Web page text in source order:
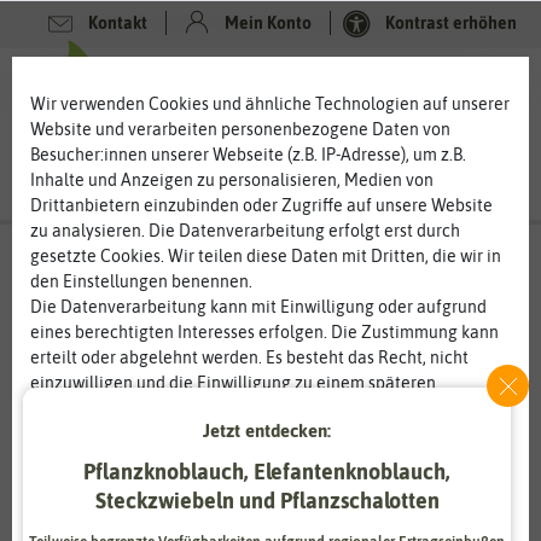
Kontakt Mein Konto Kontrast erhöhen
-80%
Wir verwenden Cookies und ähnliche Technologien auf unserer
Website und verarbeiten personenbezogene Daten von
Besucher:innen unserer Webseite (z.B. IP-Adresse), um z.B.
Inhalte und Anzeigen zu personalisieren, Medien von
Drittanbietern einzubinden oder Zugriffe auf unsere Website
zu analysieren. Die Datenverarbeitung erfolgt erst durch
gesetzte Cookies. Wir teilen diese Daten mit Dritten, die wir in
den Einstellungen benennen.
Die Datenverarbeitung kann mit Einwilligung oder aufgrund
eines berechtigten Interesses erfolgen. Die Zustimmung kann
erteilt oder abgelehnt werden. Es besteht das Recht, nicht
einzuwilligen und die Einwilligung zu einem späteren
Informationen zur Verwendung personenbezogener Daten und
den Diensten erklären wir in unserer
Daten­schutz­erklärung
Jetzt entdecken:
Pflanzknoblauch, Elefantenknoblauch,
Steckzwiebeln und Pflanzschalotten